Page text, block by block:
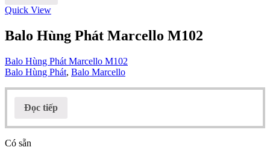
Quick View
Balo Hùng Phát Marcello M102
Balo Hùng Phát Marcello M102
Balo Hùng Phát, Balo Marcello
Đọc tiếp
Có sẵn